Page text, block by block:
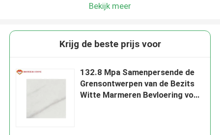
Bekijk meer
Krijg de beste prijs voor
132.8 Mpa Samenpersende de
Grensontwerpen van de Bezits
Witte Marmeren Bevloering voor